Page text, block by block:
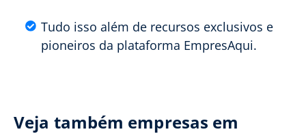
Tudo isso além de recursos exclusivos e
pioneiros da plataforma EmpresAqui.
Veja também empresas em